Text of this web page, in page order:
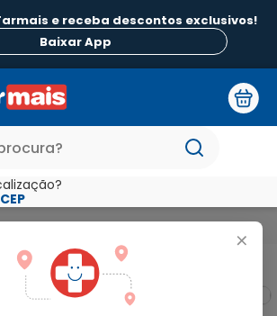
e receba descontos exclusivos!
Baixar App
+